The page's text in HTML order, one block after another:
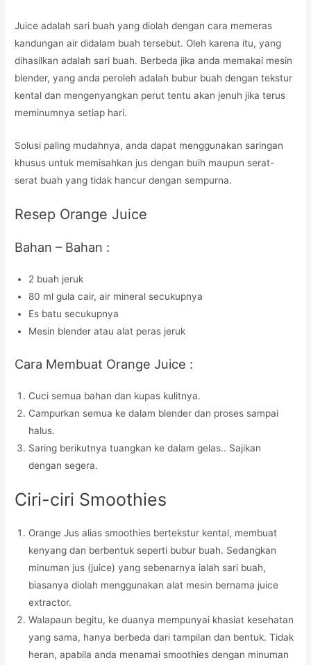
Juice adalah sari buah yang diolah dengan cara memeras
kandungan air didalam buah tersebut. Oleh karena itu, yang
dihasilkan adalah sari buah. Berbeda jika anda memakai mesin
blender, yang anda peroleh adalah bubur buah dengan tekstur
kental dan mengenyangkan perut tentu akan jenuh jika terus
meminumnya setiap hari.
Solusi paling mudahnya, anda dapat menggunakan saringan
khusus untuk memisahkan jus dengan buih maupun serat-
serat buah yang tidak hancur dengan sempurna.
Resep Orange Juice
Bahan – Bahan :
2 buah jeruk
80 ml gula cair, air mineral secukupnya
Es batu secukupnya
Mesin blender atau alat peras jeruk
Cara Membuat Orange Juice :
Cuci semua bahan dan kupas kulitnya.
Campurkan semua ke dalam blender dan proses sampai
halus.
Saring berikutnya tuangkan ke dalam gelas.. Sajikan
dengan segera.
Ciri-ciri Smoothies
Orange Jus alias smoothies bertekstur kental, membuat
kenyang dan berbentuk seperti bubur buah. Sedangkan
minuman jus (juice) yang sebenarnya ialah sari buah,
biasanya diolah menggunakan alat mesin bernama juice
extractor.
Walapaun begitu, ke duanya mempunyai khasiat kesehatan
yang sama, hanya berbeda dari tampilan dan bentuk. Tidak
heran, apabila anda menamai smoothies dengan minuman